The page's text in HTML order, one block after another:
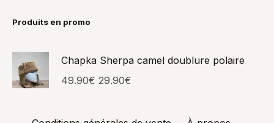
Produits en promo
Chapka Sherpa camel doublure polaire
49.90€ 29.90€